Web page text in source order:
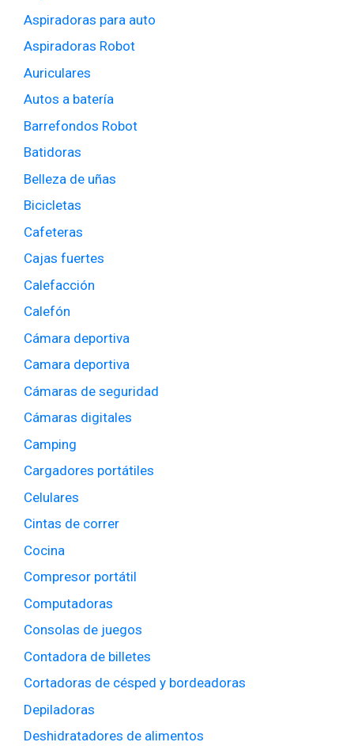
Aspiradoras para auto
Aspiradoras Robot
Auriculares
Autos a batería
Barrefondos Robot
Batidoras
Belleza de uñas
Bicicletas
Cafeteras
Cajas fuertes
Calefacción
Calefón
Cámara deportiva
Camara deportiva
Cámaras de seguridad
Cámaras digitales
Camping
Cargadores portátiles
Celulares
Cintas de correr
Cocina
Compresor portátil
Computadoras
Consolas de juegos
Contadora de billetes
Cortadoras de césped y bordeadoras
Depiladoras
Deshidratadores de alimentos